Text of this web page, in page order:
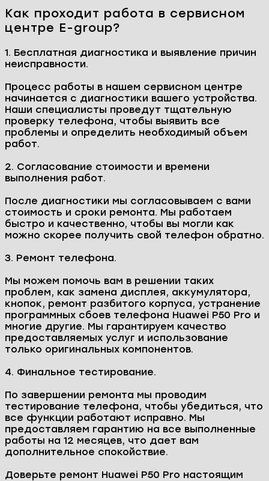
Наши преимущества
Бесплатная диагностика
Ремонт день в день
Запчасти в наличии
Гарантия до 1 года
Как проходит работа в сервисном
центре E-group?
1. Бесплатная диагностика и выявление причин
Процесс работы в нашем сервисном центре
начинается с диагностики вашего устройства.
Наши специалисты проведут тщательную
проверку телефона, чтобы выявить все
проблемы и определить необходимый объем